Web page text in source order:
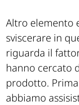
Altro elemento
sviscerare in
riguarda il
hanno cercato
prodotto.
abbiamo